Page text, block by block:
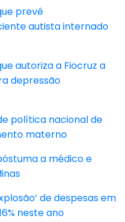
prevê
autista internado
autoriza a Fiocruz a
depressão
política nacional de
materno
a médico e
de despesas em
neste ano